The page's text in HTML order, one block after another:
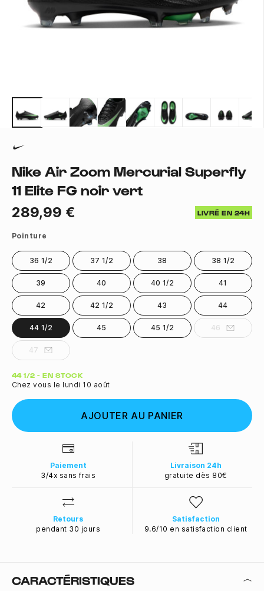
Nike Air Zoom Mercurial Superfly
11 Elite FG noir vert
289,99 € LIVRÉ EN 24H
Pointure
36 1/2 37 1/2 38 38 1/2
39 40 40 1/2 41
42 42 1/2 43 44
44 1/2 45 45 1/2 46
47
Quantité
44 1/2 - EN STOCK
Chez vous le lundi 10 août
AJOUTER AU PANIER
Paiement
3/4x sans frais
Livraison 24h
gratuite dès 80€
Retours
pendant 30 jours
Satisfaction
9.6/10 en satisfaction client
CARACTÉRISTIQUES